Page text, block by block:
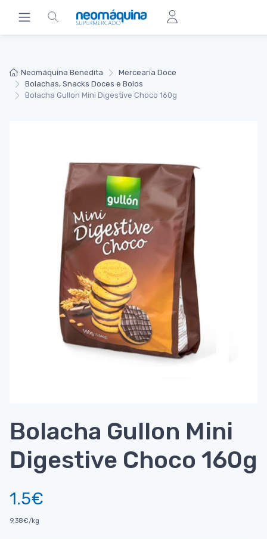
Neomáquina Benedita
Mercearia Doce
Bolachas, Snacks Doces e Bolos
Bolacha Gullon Mini Digestive Choco 160g
Bolacha Gullon Mini
Digestive Choco 160g
1.5€
9,38€/kg